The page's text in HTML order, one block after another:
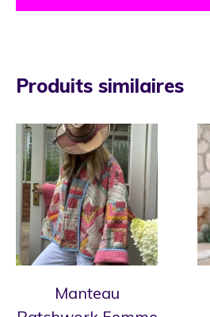
Produits similaires
Manteau